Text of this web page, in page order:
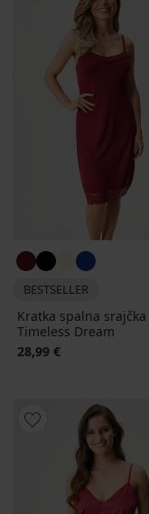
BESTSELLER
Kratka spalna srajčka
Timeless Dream
28,99 €